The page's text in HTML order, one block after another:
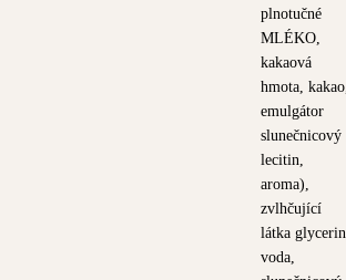
plnotučné
MLÉKO,
kakaová
hmota, kakao,
emulgátor
slunečnicový
lecitin,
aroma),
zvlhčující
látka glycerin,
voda,